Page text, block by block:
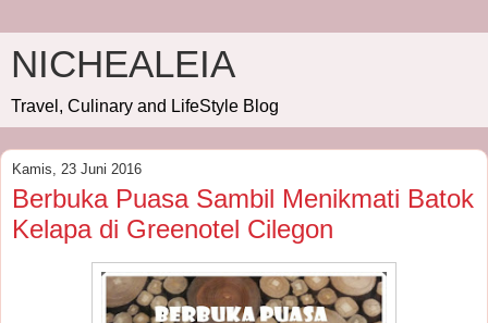
NICHEALEIA
Travel, Culinary and LifeStyle Blog
Kamis, 23 Juni 2016
Berbuka Puasa Sambil Menikmati Batok
Kelapa di Greenotel Cilegon